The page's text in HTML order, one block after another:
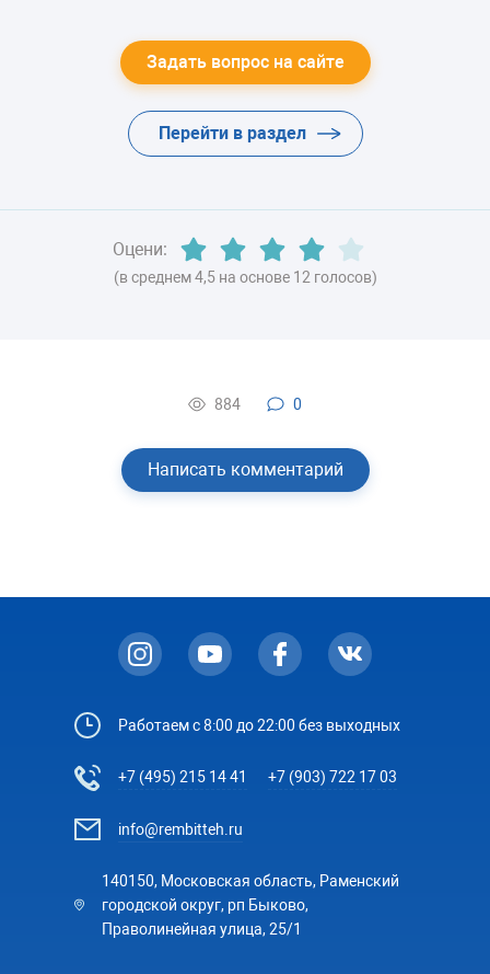
ХЛАДАГЕНТ Задать вопрос на сайте
Перейти в раздел
Оцени:
(в среднем 4,5 на основе 12 голосов)
884 0
Написать комментарий
Работаем с 8:00 до 22:00 без выходных
+7 (495) 215 14 41 +7 (903) 722 17 03
info@rembitteh.ru
140150, Московская область, Раменский
городской округ, рп Быково,
Праволинейная улица, 25/1